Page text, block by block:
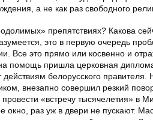
а не как раз свободного
препятствиях? Какова
это в первую очередь
Все это прямо или косвенно и
помощь пришла церковная
белорусского правителя.
внезапно совершил резкий
«встречу тысячелетия» в
окно, раз уж в двери не пускают.